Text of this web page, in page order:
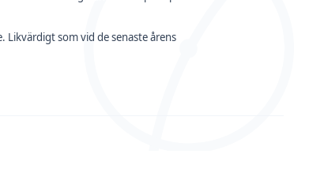
som vid de senaste årens